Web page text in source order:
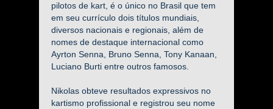
pilotos de kart, é o único no Brasil que tem
em seu currículo dois títulos mundiais,
diversos nacionais e regionais, além de
nomes de destaque internacional como
Ayrton Senna, Bruno Senna, Tony Kanaan,
Luciano Burti entre outros famosos.
Nikolas obteve resultados expressivos no
kartismo profissional e registrou seu nome